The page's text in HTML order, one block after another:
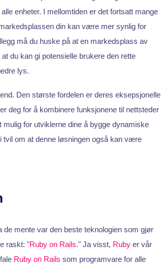
enheter. I mellomtiden er det fortsatt mange
din kan være mer synlig for
må du huske på at en markedsplass av
du kan gi potensielle brukere den rette
lys.
Den største fordelen er deres eksepsjonelle
deg for å kombinere funksjonene til nettsteder
for utviklerne dine å bygge dynamiske
tvil om at denne løsningen også kan være
mente var den beste teknologien som gjør
raskt: "Ruby on Rails." Ja visst, Rubyer vår
Ruby on Rails som programvare for alle